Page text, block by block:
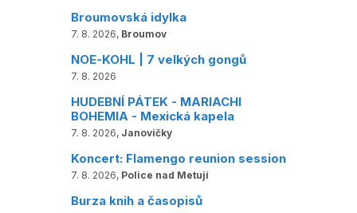
Broumovská idylka
7. 8. 2026, Broumov
NOE-KOHL | 7 velkých gongů
7. 8. 2026
HUDEBNÍ PÁTEK - MARIACHI
BOHEMIA - Mexická kapela
7. 8. 2026, Janovičky
Koncert: Flamengo reunion session
7. 8. 2026, Police nad Metují
Burza knih a časopisů